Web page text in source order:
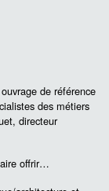
de référence
des métiers
directeur
offrir…